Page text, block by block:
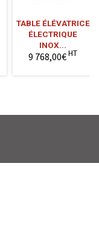
TABLE ÉLÉVATRICE
ÉLECTRIQUE
INOX...
9 768,00€HT